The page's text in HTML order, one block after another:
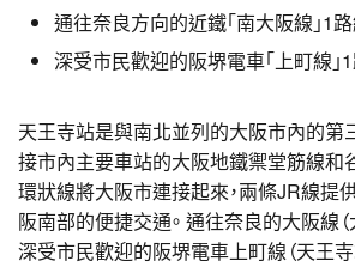
通往奈良方向的近鐵「南大阪線」1
深受市民歡迎的阪堺電車「上町線」
天王寺站是與南北並列的大阪市內的第
接市內主要車站的大阪地鐵禦堂筋線和
環狀線將大阪市連接起來，兩條JR線提
阪南部的便捷交通。 通往奈良的大阪線
深受市民歡迎的阪堺電車上町線（天王寺